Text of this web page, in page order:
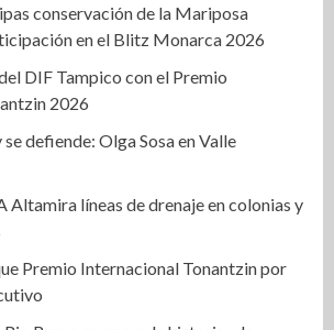
conservación de la Mariposa
en el Blitz Monarca 2026
DIF Tampico con el Premio
2026
se defiende: Olga Sosa en Valle
Altamira líneas de drenaje en colonias y
Premio Internacional Tonantzin por